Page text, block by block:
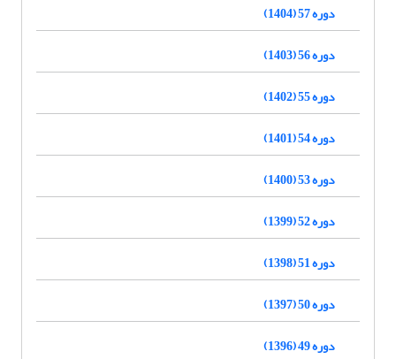
دوره 57 (1404)
دوره 56 (1403)
دوره 55 (1402)
دوره 54 (1401)
دوره 53 (1400)
دوره 52 (1399)
دوره 51 (1398)
دوره 50 (1397)
دوره 49 (1396)